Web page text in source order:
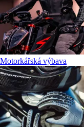
Motorkářská výbava